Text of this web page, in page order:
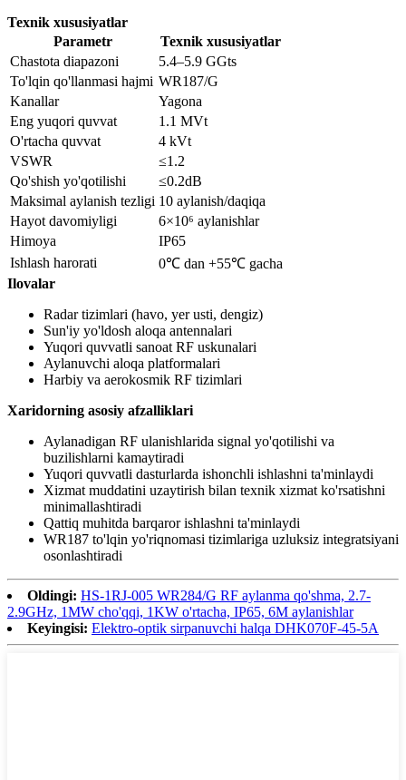
Texnik xususiyatlar
Parametr
Texnik xususiyatlar
Chastota diapazoni
5.4–5.9 GGts
To'lqin qo'llanmasi hajmi WR187/G
Kanallar
Yagona
Eng yuqori quvvat
1.1 MVt
O'rtacha quvvat
4 kVt
VSWR
≤1.2
Qo'shish yo'qotilishi
≤0.2dB
Maksimal aylanish tezligi 10 aylanish/daqiqa
Hayot davomiyligi
6×10⁶ aylanishlar
Himoya
IP65
Ishlash harorati
0℃ dan +55℃ gacha
Ilovalar
Radar tizimlari (havo, yer usti, dengiz)
Sun'iy yo'ldosh aloqa antennalari
Yuqori quvvatli sanoat RF uskunalari
Aylanuvchi aloqa platformalari
Harbiy va aerokosmik RF tizimlari
Xaridorning asosiy afzalliklari
Aylanadigan RF ulanishlarida signal yo'qotilishi va
buzilishlarni kamaytiradi
Yuqori quvvatli dasturlarda ishonchli ishlashni ta'minlaydi
Xizmat muddatini uzaytirish bilan texnik xizmat ko'rsatishni
minimallashtiradi
Qattiq muhitda barqaror ishlashni ta'minlaydi
WR187 to'lqin yo'riqnomasi tizimlariga uzluksiz integratsiyani
osonlashtiradi
Oldingi: HS-1RJ-005 WR284/G RF aylanma qo'shma, 2.7-
2.9GHz, 1MW cho'qqi, 1KW o'rtacha, IP65, 6M aylanishlar
Keyingisi: Elektro-optik sirpanuvchi halqa DHK070F-45-5A